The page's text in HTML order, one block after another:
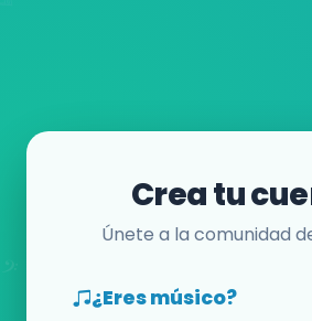
Crea tu
Únete a la comunidad
¿Eres músico?